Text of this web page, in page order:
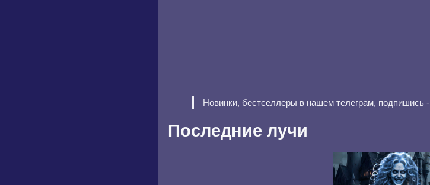
Новинки, бестселлеры в нашем телеграм, подпишись -
Последние лучи